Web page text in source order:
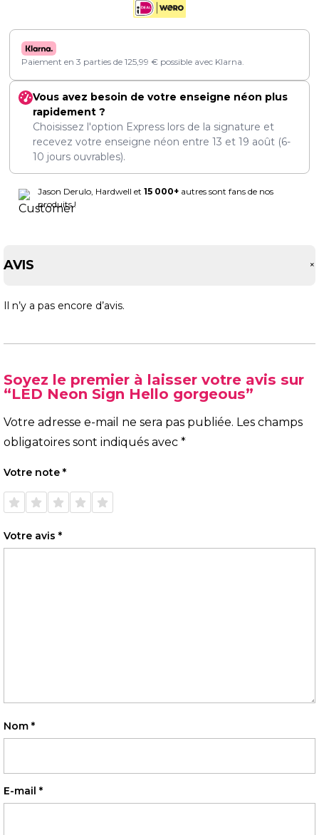
Paiement en 3 parties de 125,99 € possible avec Klarna.
Vous avez besoin de votre enseigne néon plus
rapidement ?
Choisissez l'option Express lors de la signature et
recevez votre enseigne néon entre 13 et 19 août (6-
10 jours ouvrables).
Jason Derulo, Hardwell et 15 000+ autres sont fans de nos
produits !
AVIS +
Il n’y a pas encore d’avis.
Soyez le premier à laisser votre avis sur
“LED Neon Sign Hello gorgeous”
Votre adresse e-mail ne sera pas publiée. Les champs
obligatoires sont indiqués avec *
Votre note *
1 étoile
sur 5
2 étoiles
sur 5
3 étoiles
sur 5
4 étoiles
sur 5
5 étoiles
sur 5
Votre avis *
Nom *
E-mail *